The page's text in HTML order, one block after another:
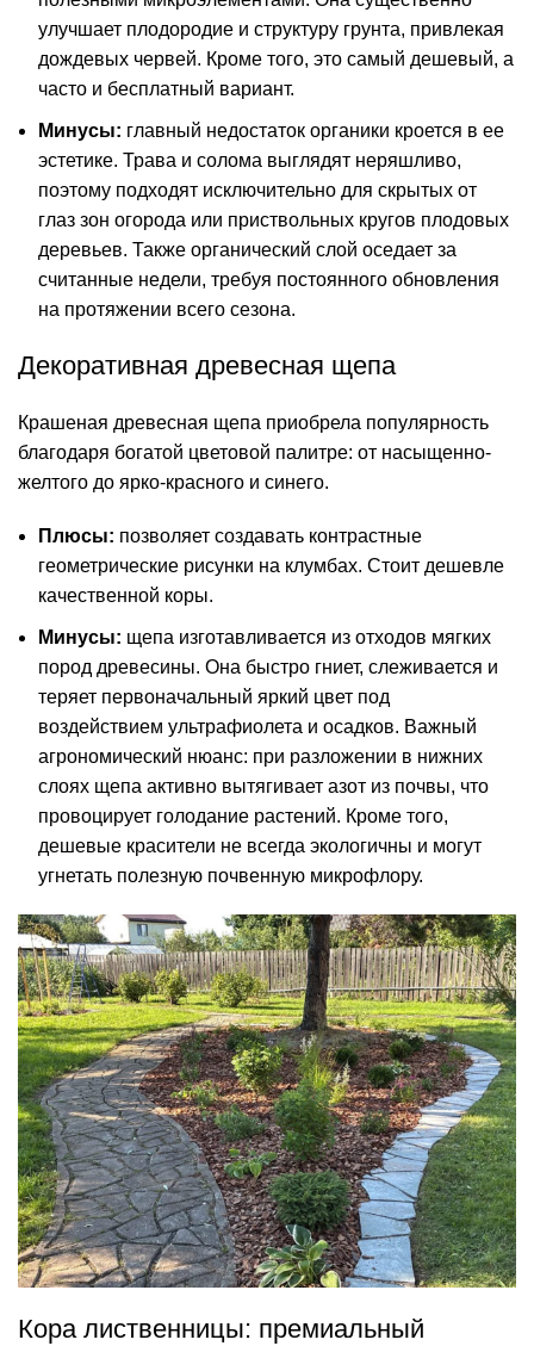
улучшает плодородие и структуру грунта, привлекая
дождевых червей. Кроме того, это самый дешевый, а
часто и бесплатный вариант.
Минусы: главный недостаток органики кроется в ее
эстетике. Трава и солома выглядят неряшливо,
поэтому подходят исключительно для скрытых от
глаз зон огорода или приствольных кругов плодовых
деревьев. Также органический слой оседает за
считанные недели, требуя постоянного обновления
на протяжении всего сезона.
Декоративная древесная щепа
Крашеная древесная щепа приобрела популярность
благодаря богатой цветовой палитре: от насыщенно-
желтого до ярко-красного и синего.
Плюсы: позволяет создавать контрастные
геометрические рисунки на клумбах. Стоит дешевле
качественной коры.
Минусы: щепа изготавливается из отходов мягких
пород древесины. Она быстро гниет, слеживается и
теряет первоначальный яркий цвет под
воздействием ультрафиолета и осадков. Важный
агрономический нюанс: при разложении в нижних
слоях щепа активно вытягивает азот из почвы, что
провоцирует голодание растений. Кроме того,
дешевые красители не всегда экологичны и могут
угнетать полезную почвенную микрофлору.
Кора лиственницы: премиальный